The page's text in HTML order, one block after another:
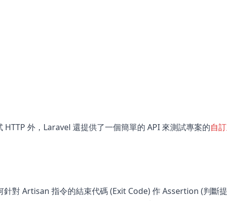
外，Laravel 還提供了一個簡單的 API 來測試專案的自
針對 Artisan 指令的結束代碼 (Exit Code) 作 Assertion (判斷